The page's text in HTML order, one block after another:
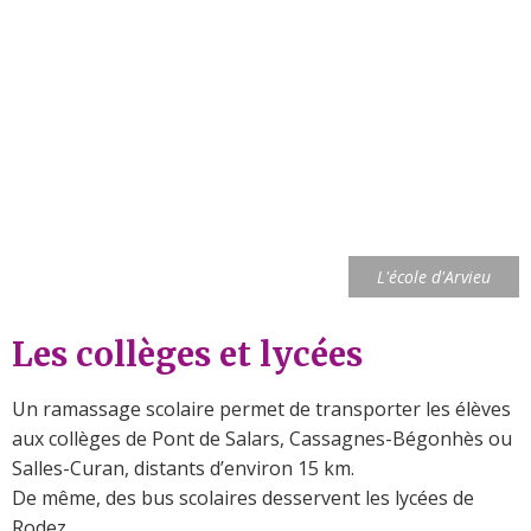
L'école d'Arvieu
Les collèges et lycées
Un ramassage scolaire permet de transporter les élèves
aux collèges de Pont de Salars, Cassagnes-Bégonhès ou
Salles-Curan, distants d’environ 15 km.
De même, des bus scolaires desservent les lycées de